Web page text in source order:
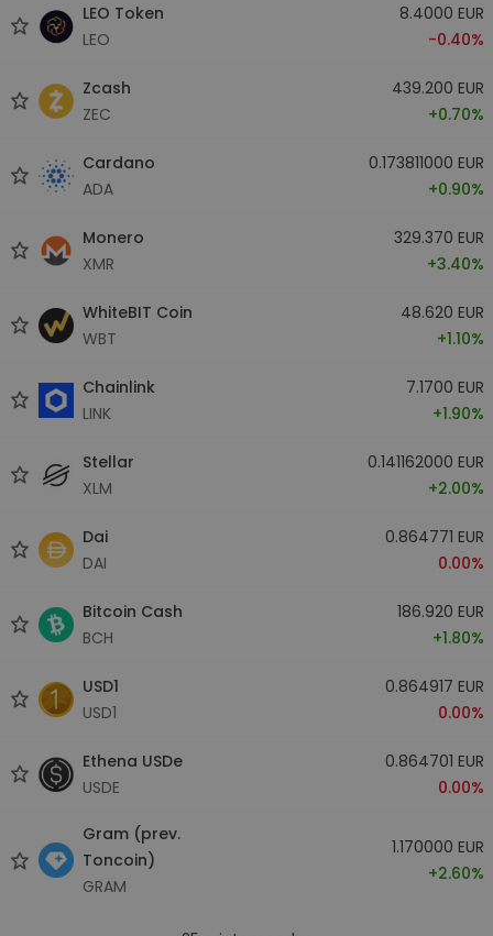
LEO Token
LEO
8.4000 EUR
-0.40%
Zcash
ZEC
439.200 EUR
+0.70%
Cardano
ADA
0.173811000 EUR
+0.90%
Monero
XMR
329.370 EUR
+3.40%
WhiteBIT Coin
WBT
48.620 EUR
+1.10%
Chainlink
LINK
7.1700 EUR
+1.90%
Stellar
XLM
0.141162000 EUR
+2.00%
Dai
DAI
0.864771 EUR
0.00%
Bitcoin Cash
BCH
186.920 EUR
+1.80%
USD1
USD1
0.864917 EUR
0.00%
Ethena USDe
USDE
0.864701 EUR
0.00%
Gram (prev.
Toncoin)
GRAM
1.170000 EUR
+2.60%